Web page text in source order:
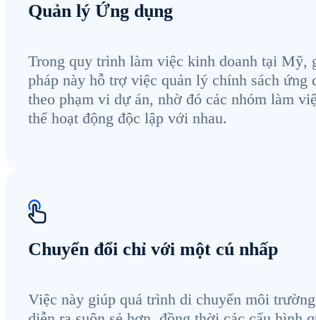
Quản lý Ứng dụng
Trong quy trình làm việc kinh doanh tại Mỹ,
pháp này hỗ trợ việc quản lý chính sách ứng
theo phạm vi dự án, nhờ đó các nhóm làm
thể hoạt động độc lập với nhau.
Chuyển đổi chỉ với một cú nhấp
Việc này giúp quá trình di chuyển môi trường